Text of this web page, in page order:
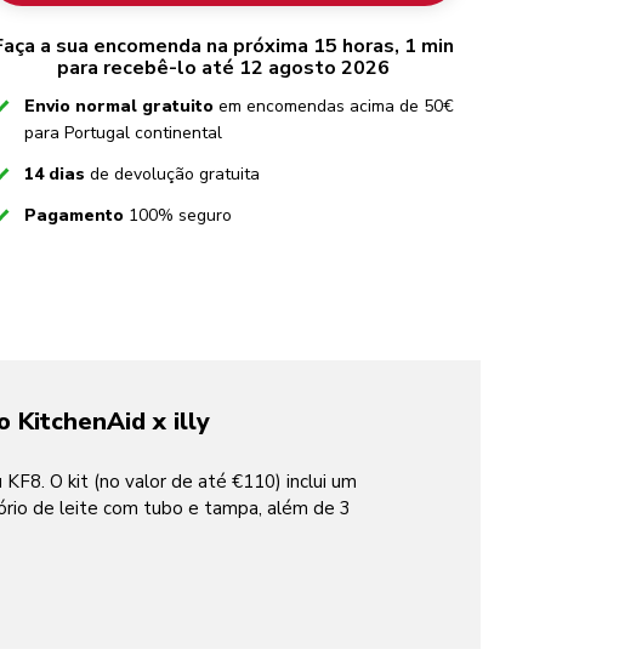
a sua encomenda na próxima 15 horas, 1 min
para recebê-lo até 12 agosto 2026
Envio normal gratuitoem encomendas acima de 50€
para Portugal continental
14 dias de devolução gratuita
Pagamento100% seguro
KitchenAid x illy
O kit (no valor de até €110) inclui um
de leite com tubo e tampa, além de 3